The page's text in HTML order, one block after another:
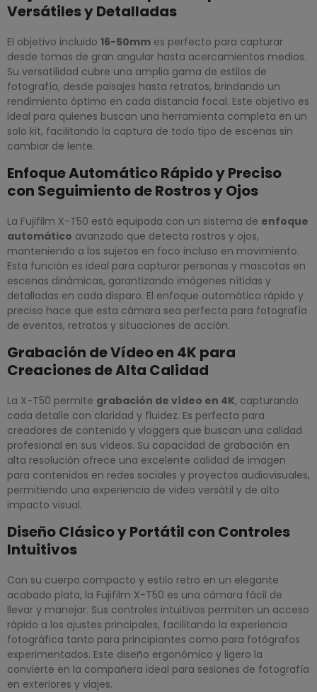
Versátiles y Detalladas
El objetivo incluido 16-50mm es perfecto para capturar
desde tomas de gran angular hasta acercamientos medios.
Su versatilidad cubre una amplia gama de estilos de
fotografía, desde paisajes hasta retratos, brindando un
rendimiento óptimo en cada distancia focal. Este objetivo es
ideal para quienes buscan una herramienta completa en un
solo kit, facilitando la captura de todo tipo de escenas sin
cambiar de lente.
Enfoque Automático Rápido y Preciso
con Seguimiento de Rostros y Ojos
La Fujifilm X-T50 está equipada con un sistema de enfoque
automático avanzado que detecta rostros y ojos,
manteniendo a los sujetos en foco incluso en movimiento.
Esta función es ideal para capturar personas y mascotas en
escenas dinámicas, garantizando imágenes nítidas y
detalladas en cada disparo. El enfoque automático rápido y
preciso hace que esta cámara sea perfecta para fotografía
de eventos, retratos y situaciones de acción.
Grabación de Vídeo en 4K para
Creaciones de Alta Calidad
La X-T50 permite grabación de vídeo en 4K, capturando
cada detalle con claridad y fluidez. Es perfecta para
creadores de contenido y vloggers que buscan una calidad
profesional en sus vídeos. Su capacidad de grabación en
alta resolución ofrece una excelente calidad de imagen
para contenidos en redes sociales y proyectos audiovisuales,
permitiendo una experiencia de video versátil y de alto
impacto visual.
Diseño Clásico y Portátil con Controles
Intuitivos
Con su cuerpo compacto y estilo retro en un elegante
acabado plata, la Fujifilm X-T50 es una cámara fácil de
llevar y manejar. Sus controles intuitivos permiten un acceso
rápido a los ajustes principales, facilitando la experiencia
fotográfica tanto para principiantes como para fotógrafos
experimentados. Este diseño ergonómico y ligero la
convierte en la compañera ideal para sesiones de fotografía
en exteriores y viajes.